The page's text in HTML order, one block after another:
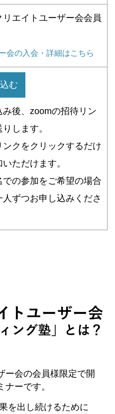
リエイトユーザー会会員
会の入会・詳細はこちら
む
み後、zoomの招待リン
します。
ンクをクリックするだけ
ただけます。
の参加をご希望の場合
人ずつお申し込みくださ
ー会の会員様限定で開
ーです。
を出し続けるために